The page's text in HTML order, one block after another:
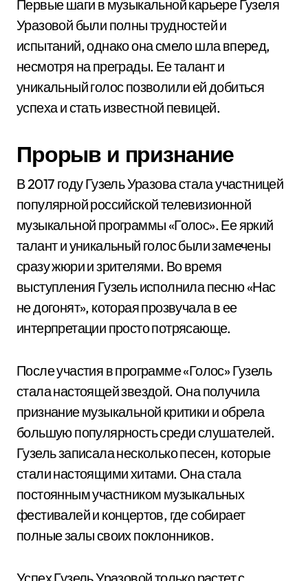
Первые шаги в музыкальной карьере Гузеля
Уразовой были полны трудностей и
испытаний, однако она смело шла вперед,
несмотря на преграды. Ее талант и
уникальный голос позволили ей добиться
успеха и стать известной певицей.
Прорыв и признание
В 2017 году Гузель Уразова стала участницей
популярной российской телевизионной
музыкальной программы «Голос». Ее яркий
талант и уникальный голос были замечены
сразу жюри и зрителями. Во время
выступления Гузель исполнила песню «Нас
не догонят», которая прозвучала в ее
интерпретации просто потрясающе.
После участия в программе «Голос» Гузель
стала настоящей звездой. Она получила
признание музыкальной критики и обрела
большую популярность среди слушателей.
Гузель записала несколько песен, которые
стали настоящими хитами. Она стала
постоянным участником музыкальных
фестивалей и концертов, где собирает
полные залы своих поклонников.